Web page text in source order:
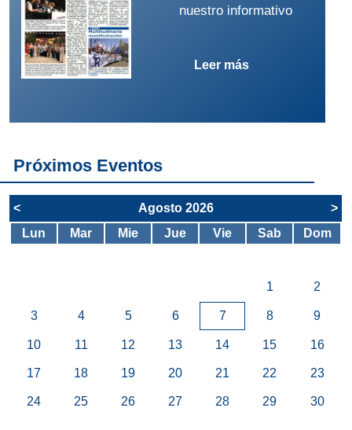
nuestro informativo
Leer más
Próximos Eventos
< Agosto 2026
>
Lun
Mar Mie Jue Vie Sab Dom
1 2
3 4 5 6 7 8 9
10 11 12 13 14 15 16
17 18 19 20 21 22 23
24 25 26 27 28 29 30